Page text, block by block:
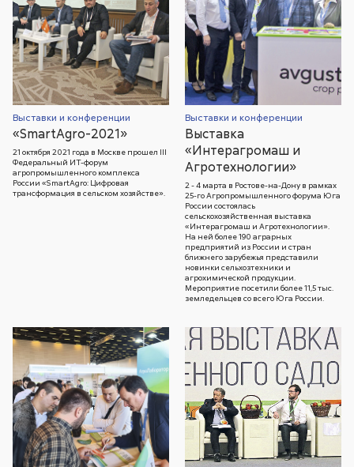
Выставки и конференции
«SmartAgro-2021»
21 октября 2021 года в Москве прошел III
Федеральный ИТ-форум
агропромышленного комплекса
России «SmartAgro: Цифровая
трансформация в сельском хозяйстве».
Выставки и конференции
Выставка
«Интерагромаш и
Агротехнологии»
2 - 4 марта в Ростове-на-Дону в рамках
25-го Агропромышленного форума Юга
России состоялась
сельскохозяйственная выставка
«Интерагромаш и Агротехнологии».
На ней более 190 аграрных
предприятий из России и стран
ближнего зарубежья представили
новинки сельхозтехники и
агрохимической продукции.
Мероприятие посетили более 11,5 тыс.
земледельцев со всего Юга России.